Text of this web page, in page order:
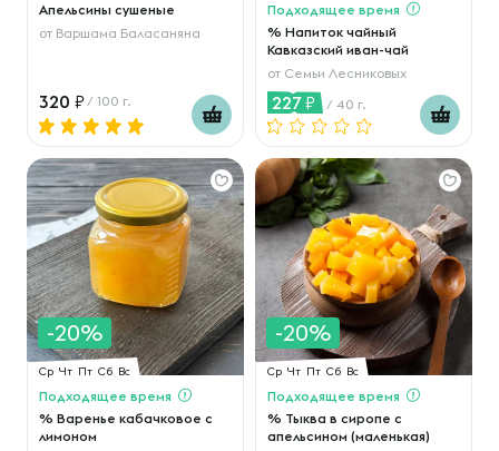
Апельсины сушеные
от Варшама Баласаняна
320 / 100 г.
Подходящее время
% Напиток чайный
Кавказский иван-чай
от Семьи Лесниковых
227 / 40 г.
-20%
Ср Чт Пт Сб Вс
Подходящее время
% Варенье кабачковое с
лимоном
-20%
Ср Чт Пт Сб Вс
Подходящее время
% Тыква в сиропе с
апельсином (маленькая)